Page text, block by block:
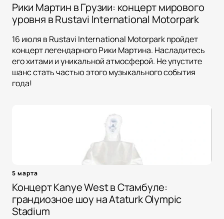
Рики Мартин в Грузии: концерт мирового
уровня в Rustavi International Motorpark
16 июля в Rustavi International Motorpark пройдет
концерт легендарного Рики Мартина. Насладитесь
его хитами и уникальной атмосферой. Не упустите
шанс стать частью этого музыкального события
года!
5 марта
Концерт Kanye West в Стамбуле:
грандиозное шоу на Ataturk Olympic
Stadium